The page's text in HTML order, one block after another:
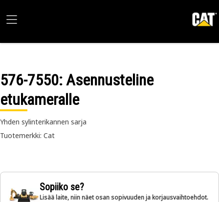
576-7550: Asennusteline
etukameralle
Yhden sylinterikannen sarja
Tuotemerkki: Cat
Sopiiko se?
Lisää laite, niin näet osan sopivuuden ja korjausvaihtoehdot.